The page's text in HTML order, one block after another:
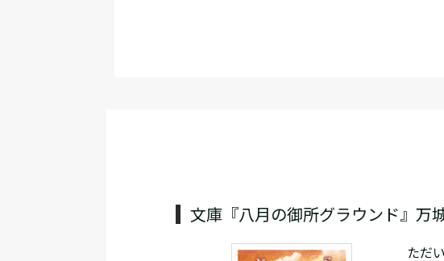
文庫『八月の御所グラウンド』万
ただ